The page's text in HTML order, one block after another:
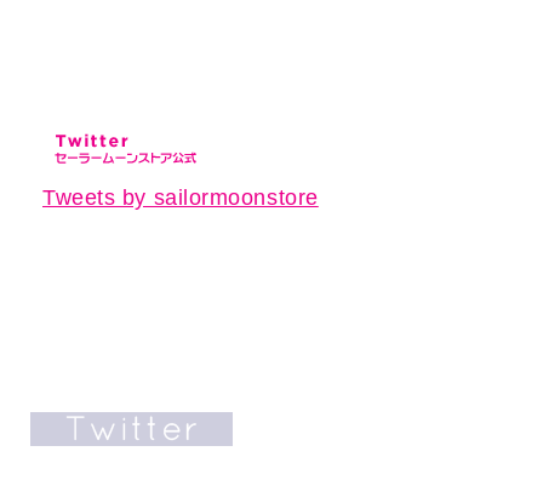
Tweets by sailormoonstore